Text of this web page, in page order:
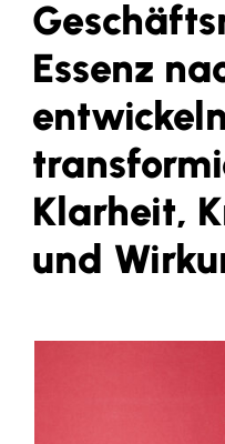
Essenz
Klarheit,
und